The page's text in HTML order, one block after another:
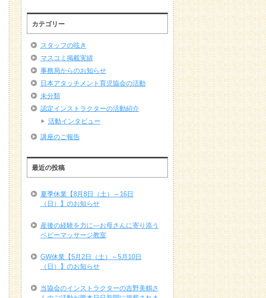
カテゴリー
スタッフの呟き
マスコミ掲載実績
事務局からのお知らせ
日本アタッチメント育児協会の活動
未分類
認定インストラクターの活動紹介
活動インタビュー
講座のご報告
最近の投稿
夏季休業【8月8日（土）～16日
（日）】のお知らせ
産後の経験を力に―お母さんに寄り添う
ベビーマッサージ教室
GW休業【5月2日（土）～5月10日
（日）】のお知らせ
当協会のインストラクターの吉野美鶴さ